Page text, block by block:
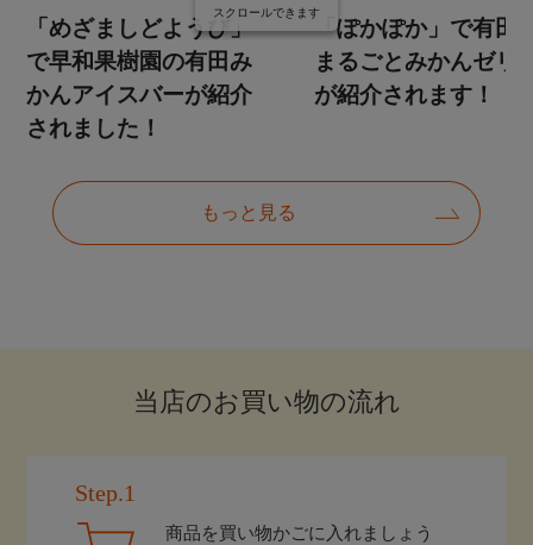
当店のお買い物の流れ
Step.1
商品を買い物かごに入れましょう